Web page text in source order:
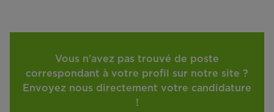
Vous n'avez pas trouvé de poste
correspondant à votre profil sur notre site ?
Envoyez nous directement votre candidature
!